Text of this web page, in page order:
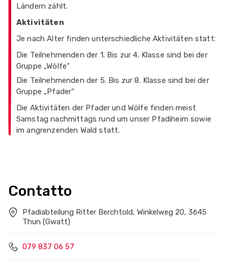
Ländern zählt.
Aktivitäten
Je nach Alter finden unterschiedliche Aktivitäten statt:
Die Teilnehmenden der 1. Bis zur 4. Klasse sind bei der
Gruppe „Wölfe“
Die Teilnehmenden der 5. Bis zur 8. Klasse sind bei der
Gruppe „Pfader“
Die Aktivitäten der Pfader und Wölfe finden meist
Samstag nachmittags rund um unser Pfadiheim sowie
im angrenzenden Wald statt.
Contatto
Pfadiabteilung Ritter Berchtold, Winkelweg 20, 3645
Thun (Gwatt)
079 837 06 57